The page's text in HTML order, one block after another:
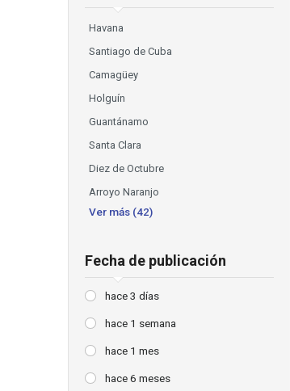
Havana
Santiago de Cuba
Camagüey
Holguín
Guantánamo
Santa Clara
Diez de Octubre
Arroyo Naranjo
Ver más (42)
Fecha de publicación
hace 3 días
hace 1 semana
hace 1 mes
hace 6 meses